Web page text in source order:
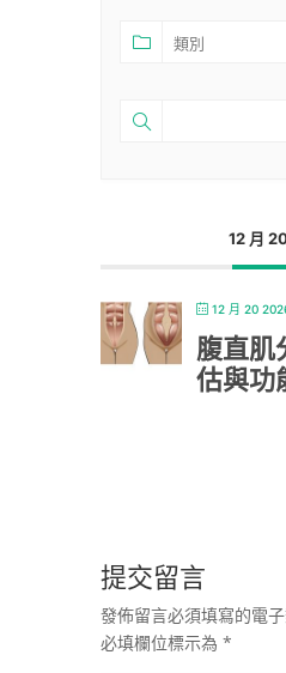
12 月
12 月 20
腹直肌
估與功
提交留言
發佈留言必須填寫的電
必填欄位標示為 *